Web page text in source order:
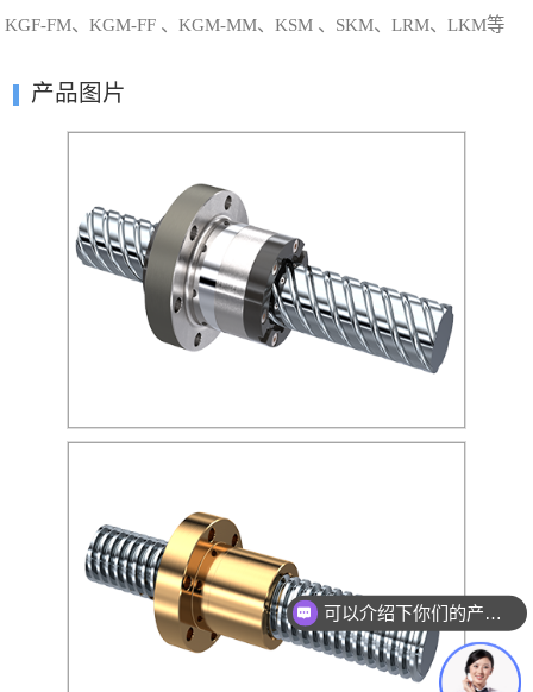
KGF-FM、KGM-FF 、KGM-MM、KSM 、SKM、LRM、LKM等
产品图片
可以介绍下你们的产品么